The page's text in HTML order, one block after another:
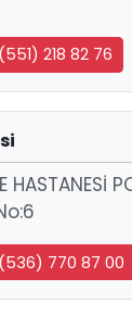
218 82 76
HASTANESİ
770 87 00